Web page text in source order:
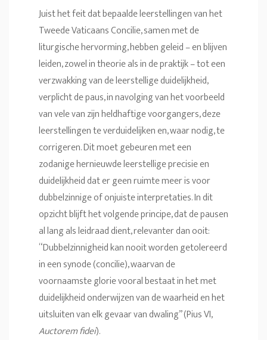
Juist het feit dat bepaalde leerstellingen van het
Tweede Vaticaans Concilie, samen met de
liturgische hervorming, hebben geleid – en blijven
leiden, zowel in theorie als in de praktijk – tot een
verzwakking van de leerstellige duidelijkheid,
verplicht de paus, in navolging van het voorbeeld
van vele van zijn heldhaftige voorgangers, deze
leerstellingen te verduidelijken en, waar nodig, te
corrigeren. Dit moet gebeuren met een
zodanige hernieuwde leerstellige precisie en
duidelijkheid dat er geen ruimte meer is voor
dubbelzinnige of onjuiste interpretaties. In dit
opzicht blijft het volgende principe, dat de pausen
al lang als leidraad dient, relevanter dan ooit:
“Dubbelzinnigheid kan nooit worden getolereerd
in een synode (concilie), waarvan de
voornaamste glorie vooral bestaat in het met
duidelijkheid onderwijzen van de waarheid en het
uitsluiten van elk gevaar van dwaling” (Pius VI,
Auctorem fidei).